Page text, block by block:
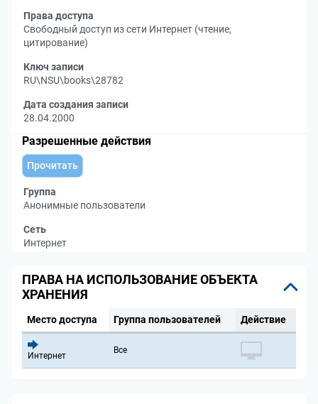
Права доступа
Свободный доступ из сети Интернет (чтение,
цитирование)
Ключ записи
RU\NSU\books\28782
Дата создания записи
28.04.2000
Разрешенные действия
Прочитать
Группа
Анонимные пользователи
Сеть
Интернет
ПРАВА НА ИСПОЛЬЗОВАНИЕ ОБЪЕКТА
ХРАНЕНИЯ
Место доступа Группа пользователей Действие
Интернет
Все